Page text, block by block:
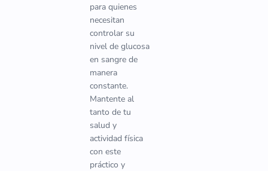
para quienes
necesitan
controlar su
nivel de glucosa
en sangre de
manera
constante.
Mantente al
tanto de tu
salud y
actividad física
con este
práctico y